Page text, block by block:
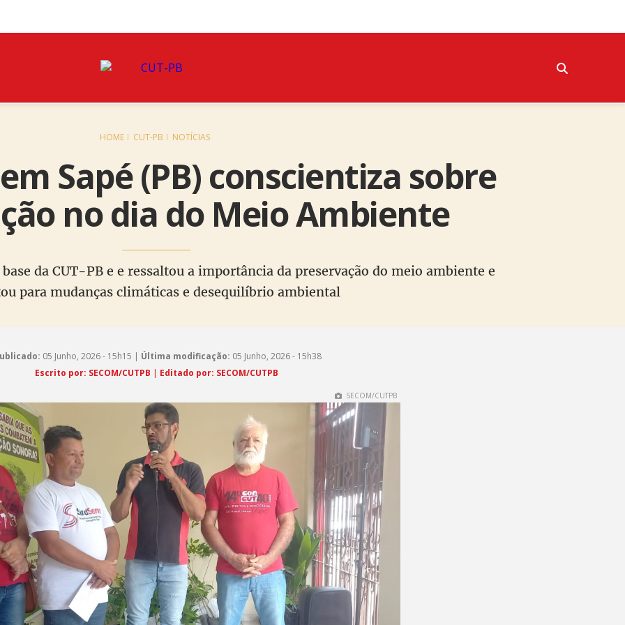
HOME CUT-PB NOTÍCIAS
Sapé (PB) conscientiza sobre
no dia do Meio Ambiente
da CUT-PB e e ressaltou a importância da preservação do meio ambiente e
para mudanças climáticas e desequilíbrio ambiental
05 Junho, 2026 - 15h15 | Última modificação: 05 Junho, 2026 - 15h38
Escrito por: SECOM/CUTPB | Editado por: SECOM/CUTPB
SECOM/CUTPB